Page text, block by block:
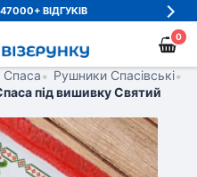
ВІДГУКІВ
0
Спаса• Рушники Спасівські•
під вишивку Святий